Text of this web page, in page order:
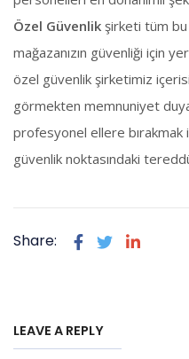
Özel Güvenlik şirketi tüm
mağazanızın güvenliği için
özel güvenlik şirketimiz
görmekten memnuniyet
profesyonel ellere
güvenlik noktasındaki
Share:
LEAVE A REPLY